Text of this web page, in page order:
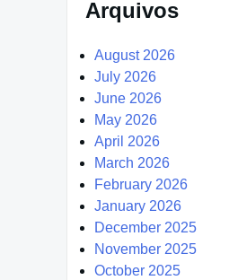
Arquivos
August 2026
July 2026
June 2026
May 2026
April 2026
March 2026
February 2026
January 2026
December 2025
November 2025
October 2025